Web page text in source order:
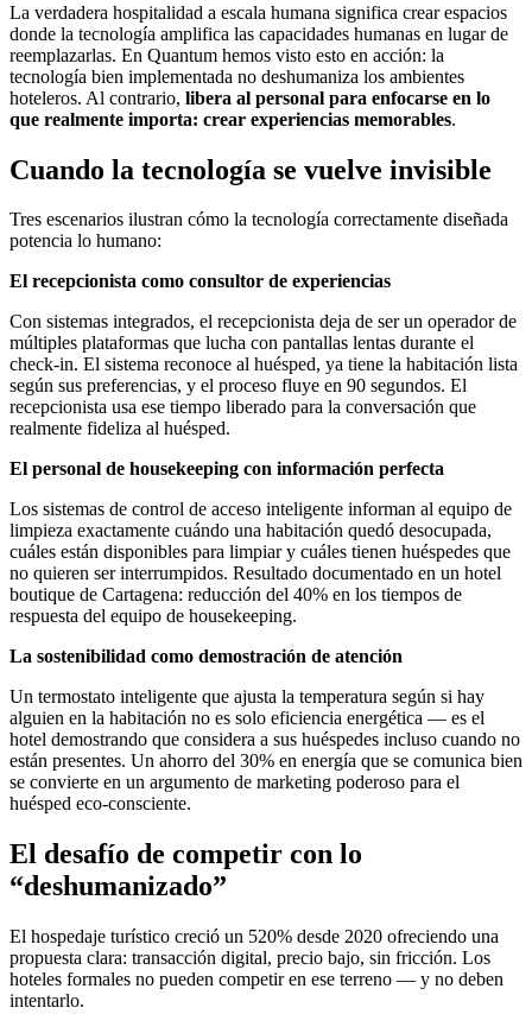
La verdadera hospitalidad a escala humana significa crear espacios
donde la tecnología amplifica las capacidades humanas en lugar de
reemplazarlas. En Quantum hemos visto esto en acción: la
tecnología bien implementada no deshumaniza los ambientes
hoteleros. Al contrario, libera al personal para enfocarse en lo
que realmente importa: crear experiencias memorables.
Cuando la tecnología se vuelve invisible
Tres escenarios ilustran cómo la tecnología correctamente diseñada
potencia lo humano:
El recepcionista como consultor de experiencias
Con sistemas integrados, el recepcionista deja de ser un operador de
múltiples plataformas que lucha con pantallas lentas durante el
check-in. El sistema reconoce al huésped, ya tiene la habitación lista
según sus preferencias, y el proceso fluye en 90 segundos. El
recepcionista usa ese tiempo liberado para la conversación que
realmente fideliza al huésped.
El personal de housekeeping con información perfecta
Los sistemas de control de acceso inteligente informan al equipo de
limpieza exactamente cuándo una habitación quedó desocupada,
cuáles están disponibles para limpiar y cuáles tienen huéspedes que
no quieren ser interrumpidos. Resultado documentado en un hotel
boutique de Cartagena: reducción del 40% en los tiempos de
respuesta del equipo de housekeeping.
La sostenibilidad como demostración de atención
Un termostato inteligente que ajusta la temperatura según si hay
alguien en la habitación no es solo eficiencia energética — es el
hotel demostrando que considera a sus huéspedes incluso cuando no
están presentes. Un ahorro del 30% en energía que se comunica bien
se convierte en un argumento de marketing poderoso para el
huésped eco-consciente.
El desafío de competir con lo
“deshumanizado”
El hospedaje turístico creció un 520% desde 2020 ofreciendo una
propuesta clara: transacción digital, precio bajo, sin fricción. Los
hoteles formales no pueden competir en ese terreno — y no deben
intentarlo.